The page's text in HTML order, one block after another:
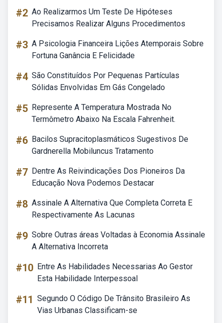
#2 Ao Realizarmos Um Teste De Hipóteses
Precisamos Realizar Alguns Procedimentos
#3 A Psicologia Financeira Lições Atemporais Sobre
Fortuna Ganância E Felicidade
#4 São Constituídos Por Pequenas Partículas
Sólidas Envolvidas Em Gás Congelado
#5 Represente A Temperatura Mostrada No
Termômetro Abaixo Na Escala Fahrenheit.
#6 Bacilos Supracitoplasmáticos Sugestivos De
Gardnerella Mobiluncus Tratamento
#7 Dentre As Reivindicações Dos Pioneiros Da
Educação Nova Podemos Destacar
#8 Assinale A Alternativa Que Completa Correta E
Respectivamente As Lacunas
#9 Sobre Outras áreas Voltadas à Economia Assinale
A Alternativa Incorreta
#10 Entre As Habilidades Necessarias Ao Gestor
Esta Habilidade Interpessoal
#11 Segundo O Código De Trânsito Brasileiro As
Vias Urbanas Classificam-se